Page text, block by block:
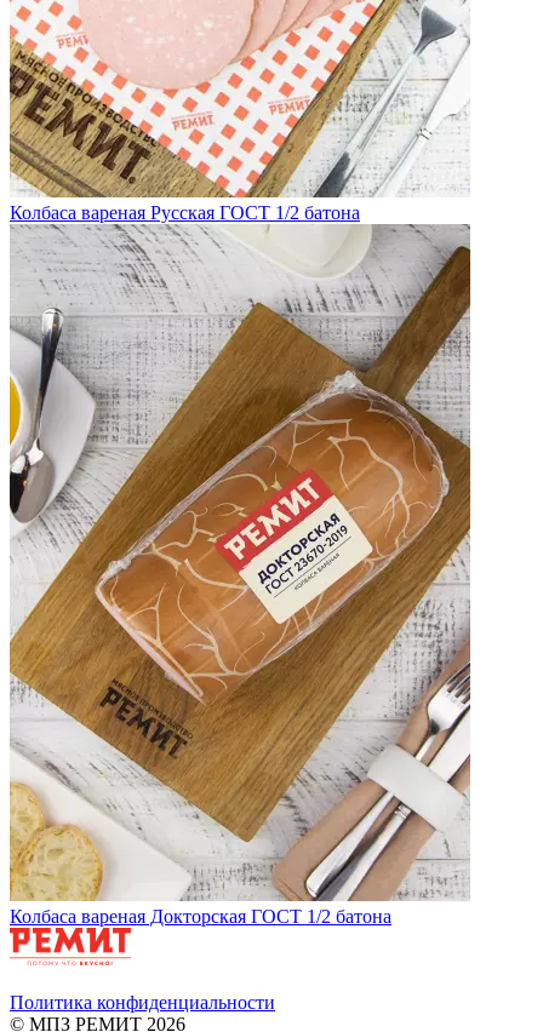
Колбаса вареная Русская ГОСТ 1/2 батона
Колбаса вареная Докторская ГОСТ 1/2 батона
Политика конфиденциальности
© МПЗ РЕМИТ 2026